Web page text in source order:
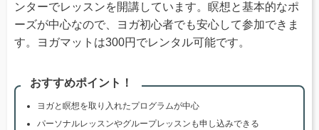
ンターでレッスンを開講しています。瞑想と基本的なポ
ーズが中心なので、ヨガ初心者でも安心して参加できま
す。ヨガマットは300円でレンタル可能です。
おすすめポイント！
ヨガと瞑想を取り入れたプログラムが中心
パーソナルレッスンやグループレッスンも申し込みできる